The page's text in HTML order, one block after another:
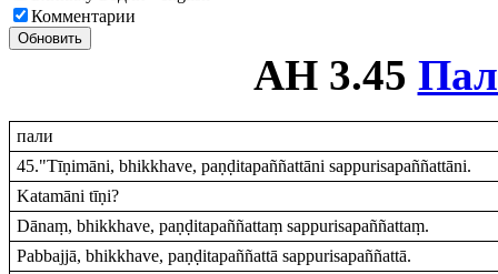
Комментарии
Обновить
АН 3.45
пали
45."Tīṇimāni, bhikkhave, paṇḍitapaññattāni sappurisapaññattāni.
Katamāni tīṇi?
Dānaṃ, bhikkhave, paṇḍitapaññattaṃ sappurisapaññattaṃ.
Pabbajjā, bhikkhave, paṇḍitapaññattā sappurisapaññattā.